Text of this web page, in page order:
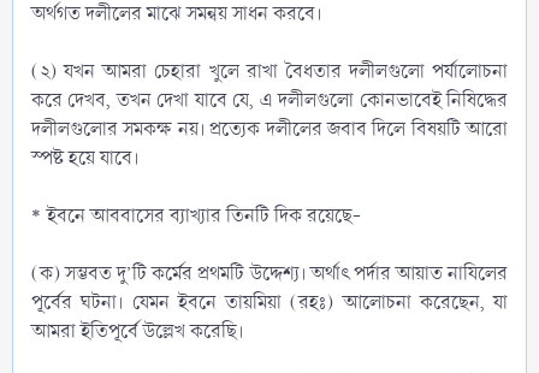
অর্থগত দলীলের মাঝে সমন্বয় সাধন করবে।
(২) যখন আমরা চেহারা খুলে রাখা বৈধতার দলীলগুলো পর্যালোচনা
করে দেখব, তখন দেখা যাবে যে, এ দলীলগুলো কোনভাবেই নিষিদ্ধের
দলীলগুলোর সমকক্ষ নয়। প্রত্যেক দলীলের জবাব দিলে বিষয়টি আরো
স্পষ্ট হয়ে যাবে।
* ইবনে আববাসের ব্যাখ্যার তিনটি দিক রয়েছে-
(ক) সম্ভবত দু’টি কর্মের প্রথমটি উদ্দেশ্য। অর্থাৎ পর্দার আয়াত নাযিলের
পূর্বের ঘটনা। যেমন ইবনে তায়মিয়া (রহঃ) আলোচনা করেছেন, যা
আমরা ইতিপূর্বে উল্লেখ করেছি।